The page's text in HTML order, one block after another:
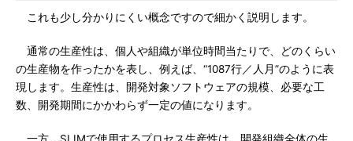
これも少し分かりにくい概念ですので細かく説明します。
通常の生産性は、個人や組織が単位時間当たりで、どのくらい
の生産物を作ったかを表し、例えば、“1087行／人月”のように表
現します。生産性は、開発対象ソフトウェアの規模、必要な工
数、開発期間にかかわらず一定の値になります。
一方、SLIMで使用するプロセス生産性は、開発組織全体の生